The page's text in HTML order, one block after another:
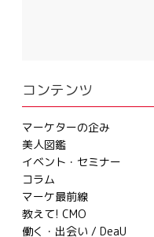
コンテンツ
マーケターの企み
美人図鑑
イベント・セミナー
コラム
マーケ最前線
教えて! CMO
働く・出会い / DeaU